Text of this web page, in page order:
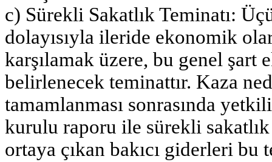
c) Sürekli Sakatlık Teminatı:
dolayısıyla ileride ekonomik
karşılamak üzere, bu genel şart
belirlenecek teminattır. Kaza
tamamlanması sonrasında
kurulu raporu ile sürekli
ortaya çıkan bakıcı giderleri